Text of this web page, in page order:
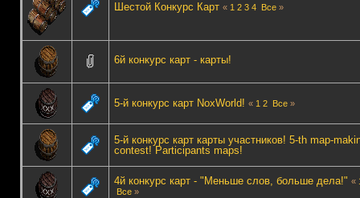
Шестой Конкурс Карт « 1 2 3 4 Все»
6й конкурс карт - карты!
5-й конкурс карт NoxWorld! « 1 2 Все»
5-й конкурс карт карты участников! 5-th map-
contest! Participants maps!
4й конкурс карт - "Меньше слов, больше дела!" «
Все»